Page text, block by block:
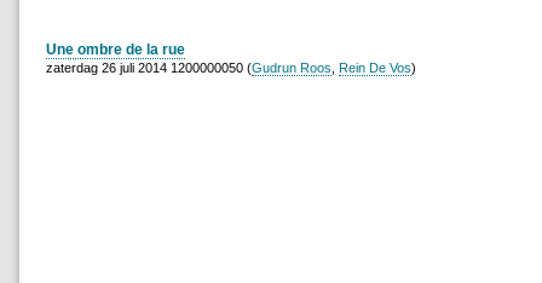
Une ombre de la rue
zaterdag 26 juli 2014 1200000050 (Gudrun Roos Rein De Vos)